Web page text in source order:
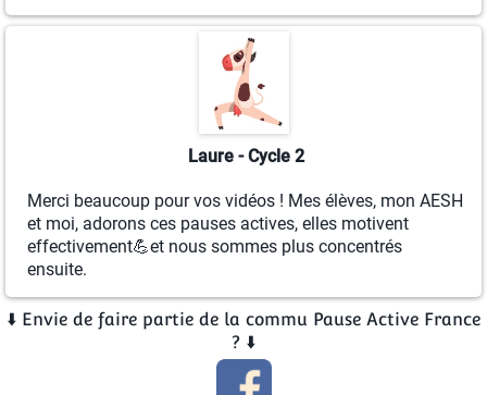
Laure - Cycle 2
Merci beaucoup pour vos vidéos ! Mes élèves, mon AESH
et moi, adorons ces pauses actives, elles motivent
effectivement💪​et nous sommes plus concentrés
ensuite.
​⬇️​ Envie de faire partie de la commu Pause Active France
? ​⬇️​